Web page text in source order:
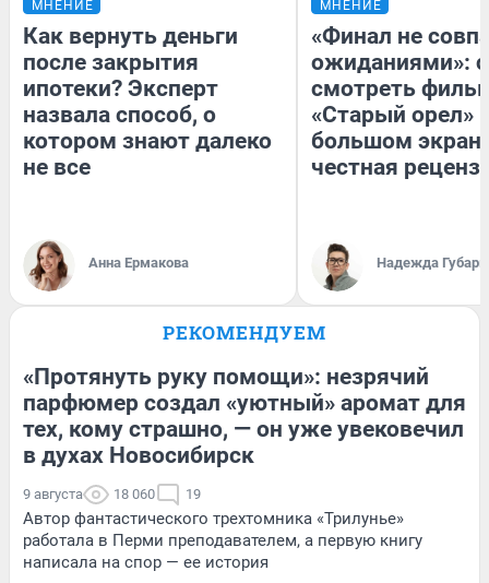
МНЕНИЕ
Как вернуть деньги
после закрытия
ипотеки? Эксперт
назвала способ, о
котором знают далеко
не все
Анна Ермакова
МНЕНИЕ
«Финал не
ожиданиями»:
смотреть
«Старый орел»
большом
честная
Надежда Губарь
РЕКОМЕНДУЕМ
«Протянуть руку помощи»: незрячий
парфюмер создал «уютный» аромат для
тех, кому страшно, — он уже увековечил
в духах Новосибирск
9 августа 18 060 19
Автор фантастического трехтомника «Трилунье»
работала в Перми преподавателем, а первую книгу
написала на спор — ее история